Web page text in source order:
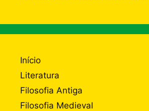
Início
Literatura
Filosofia Antiga
Filosofia Medieval